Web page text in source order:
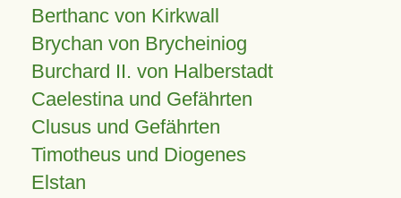
Berthanc von Kirkwall
Brychan von Brycheiniog
Burchard II. von Halberstadt
Caelestina und Gefährten
Clusus und Gefährten
Timotheus und Diogenes
Elstan